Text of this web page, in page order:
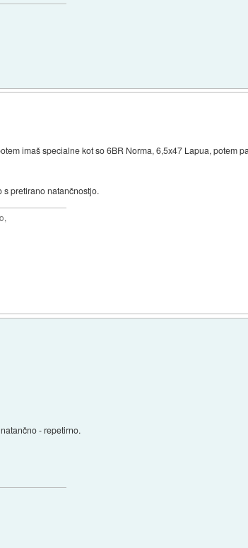
imaš specialne kot so 6BR Norma, 6,5x47 Lapua, potem
pretirano natančnostjo.
- repetirno.